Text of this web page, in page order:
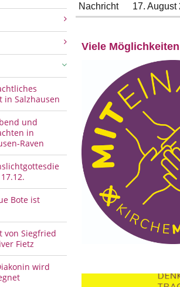
in Salzhausen
und
in
Raven
Bote ist
von Siegfried
Fietz
wird
Nachricht 17. August
Viele